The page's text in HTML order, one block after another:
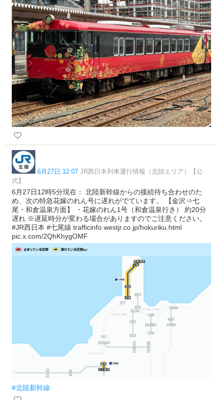
6月27日 12:07 JR西日本列車運行情報（北陸エリア）【公
式】
6月27日12時5分現在： 北陸新幹線からの接続待ち合わせのた
め、次の特急花嫁のれん号に遅れがでています。 【金沢⇒七
尾・和倉温泉方面】 ・花嫁のれん1号（和倉温泉行き） 約20分
遅れ ※遅延時分が変わる場合がありますのでご注意ください。
#JR西日本 #七尾線 trafficinfo.westjr.co.jp/hokuriku.html
pic.x.com/2QhKhygOMF
#北陸新幹線